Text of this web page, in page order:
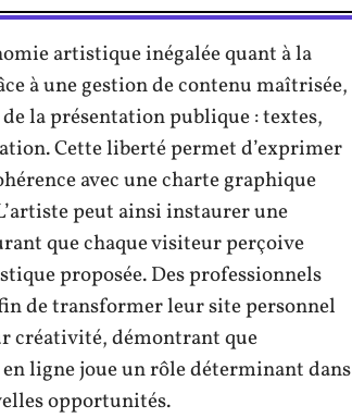
artistique inégalée quant à la
à une gestion de contenu maîtrisée,
la présentation publique : textes,
Cette liberté permet d’exprimer
avec une charte graphique
peut ainsi instaurer une
que chaque visiteur perçoive
proposée. Des professionnels
de transformer leur site personnel
créativité, démontrant que
ligne joue un rôle déterminant dans
opportunités.